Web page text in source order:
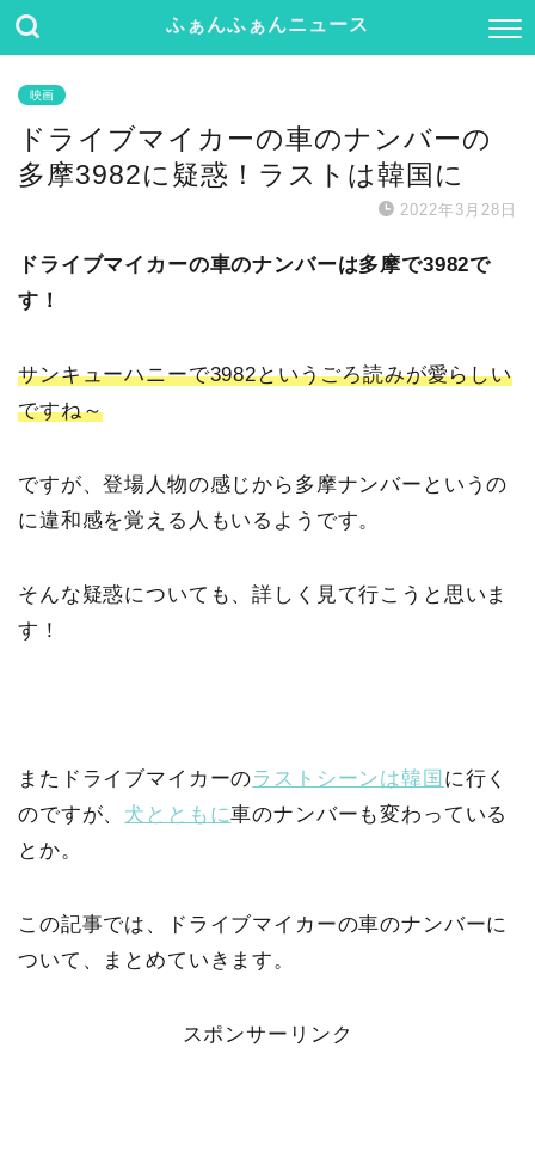
ふぁんふぁんニュース
映画
ドライブマイカーの車のナンバーの
多摩3982に疑惑！ラストは韓国に
2022年3月28日
ドライブマイカーの車のナンバーは多摩で3982で
す！
サンキューハニーで3982というごろ読みが愛らしい
ですね～
ですが、登場人物の感じから多摩ナンバーというの
に違和感を覚える人もいるようです。
そんな疑惑についても、詳しく見て行こうと思いま
す！
またドライブマイカーのラストシーンは韓国 に行く
のですが、 犬とともに車のナンバーも変わっている
とか。
この記事では、ドライブマイカーの車のナンバーに
ついて、まとめていきます。
スポンサーリンク